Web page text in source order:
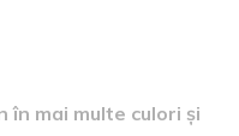
în mai multe culori și